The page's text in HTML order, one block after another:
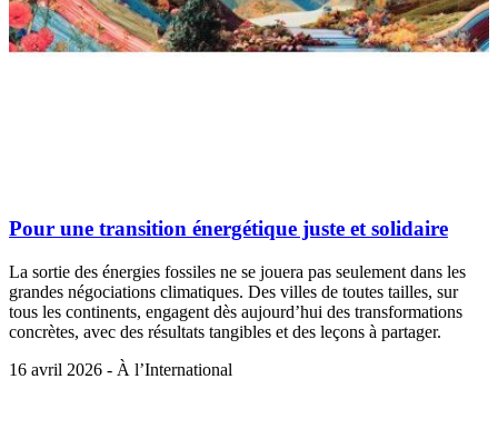
Pour une transition énergétique juste et solidaire
La sortie des énergies fossiles ne se jouera pas seulement dans les
grandes négociations climatiques. Des villes de toutes tailles, sur
tous les continents, engagent dès aujourd’hui des transformations
concrètes, avec des résultats tangibles et des leçons à partager.
16 avril 2026 - À l’International